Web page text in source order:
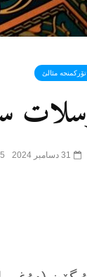
تۆرکمنجە مئالئ
31 دسامبر 2024 15